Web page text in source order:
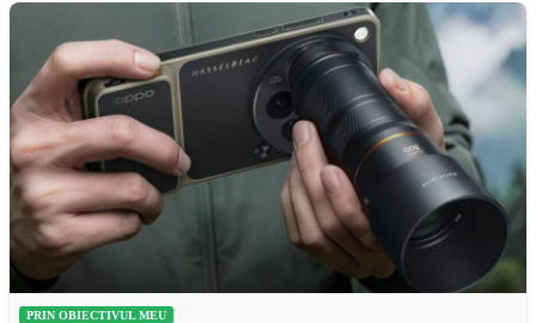
PRIN OBIECTIVUL MEU